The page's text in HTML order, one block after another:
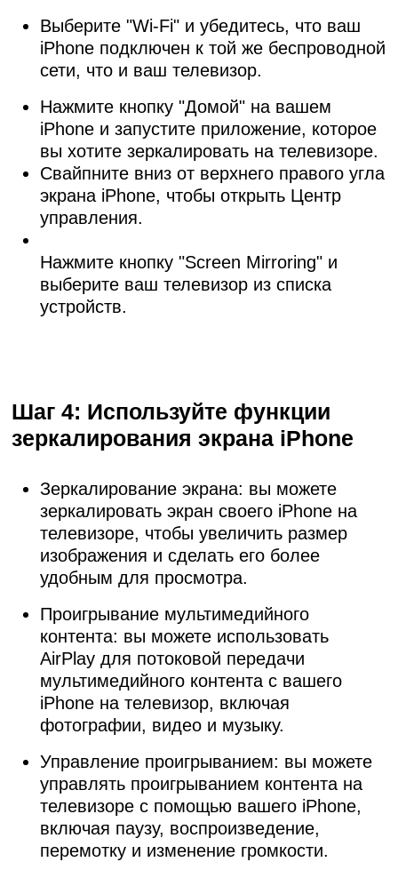
Выберите "Wi-Fi" и убедитесь, что ваш
iPhone подключен к той же беспроводной
сети, что и ваш телевизор.
Нажмите кнопку "Домой" на вашем
iPhone и запустите приложение, которое
вы хотите зеркалировать на телевизоре.
Свайпните вниз от верхнего правого угла
экрана iPhone, чтобы открыть Центр
управления.
Нажмите кнопку "Screen Mirroring" и
выберите ваш телевизор из списка
устройств.
Шаг 4: Используйте функции
зеркалирования экрана iPhone
Зеркалирование экрана: вы можете
зеркалировать экран своего iPhone на
телевизоре, чтобы увеличить размер
изображения и сделать его более
удобным для просмотра.
Проигрывание мультимедийного
контента: вы можете использовать
AirPlay для потоковой передачи
мультимедийного контента с вашего
iPhone на телевизор, включая
фотографии, видео и музыку.
Управление проигрыванием: вы можете
управлять проигрыванием контента на
телевизоре с помощью вашего iPhone,
включая паузу, воспроизведение,
перемотку и изменение громкости.